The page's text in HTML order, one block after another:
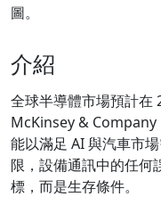
圖。
介紹
全球半導體市場預計在
McKinsey & Company
能以滿足 AI 與汽車市
限，設備通訊中的任何
標，而是生存條件。